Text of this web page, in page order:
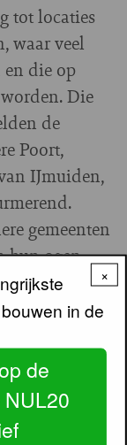
tot locaties
waar veel
die op
Die
de
Poort,
IJmuiden,
gemeenten
hun ogen
woningen
van om per
met
Deze tafel
×
in de
de